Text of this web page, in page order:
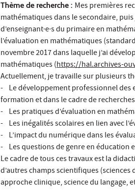
Thème de recherche : Mes premières
mathématiques dans le secondaire,
d’enseignant·e·s du primaire en
l’évaluation en mathématiques
novembre 2017 dans laquelle j’ai
mathématiques (https://hal.archives-
Actuellement, je travaille sur plusieurs
- Le développement professionnel des
formation et dans le cadre de
- Les pratiques d’évaluation en
- Les inégalités scolaires en lien avec
- L’impact du numérique dans les
- Les questions de genre en éducation
Le cadre de tous ces travaux est la
d’autres champs scientifiques
approche clinique, science du langage,